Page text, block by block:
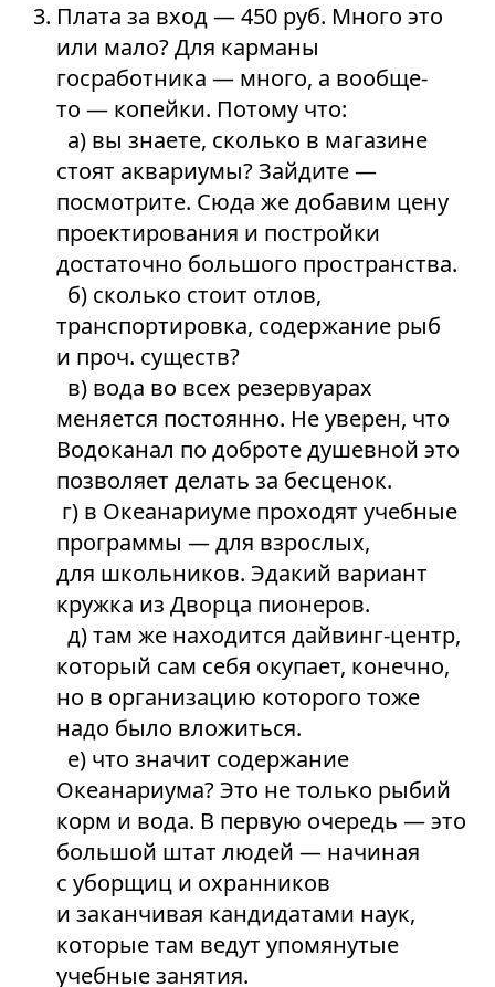
Плата за вход — 450 руб. Много это
или мало? Для карманы
госработника — много, а вообще-
то — копейки. Потому что:
а) вы знаете, сколько в магазине
стоят аквариумы? Зайдите —
посмотрите. Сюда же добавим цену
проектирования и постройки
достаточно большого пространства.
б) сколько стоит отлов,
транспортировка, содержание рыб
и проч. существ?
в) вода во всех резервуарах
меняется постоянно. Не уверен, что
Водоканал по доброте душевной это
позволяет делать за бесценок.
г) в Океанариуме проходят учебные
программы — для взрослых,
для школьников. Эдакий вариант
кружка из Дворца пионеров.
д) там же находится дайвинг-центр,
который сам себя окупает, конечно,
но в организацию которого тоже
надо было вложиться.
е) что значит содержание
Океанариума? Это не только рыбий
корм и вода. В первую очередь — это
большой штат людей — начиная
с уборщиц и охранников
и заканчивая кандидатами наук,
которые там ведут упомянутые
учебные занятия.